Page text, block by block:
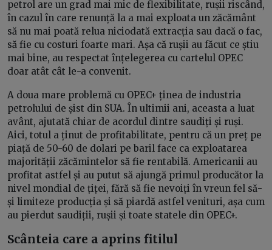
petrol are un grad mai mic de flexibilitate, rușii riscând,
în cazul în care renunță la a mai exploata un zăcământ
să nu mai poată relua niciodată extracția sau dacă o fac,
să fie cu costuri foarte mari. Așa că rușii au făcut ce știu
mai bine, au respectat înțelegerea cu cartelul OPEC
doar atât cât le-a convenit.
A doua mare problemă cu OPEC+ ținea de industria
petrolului de șist din SUA. În ultimii ani, aceasta a luat
avânt, ajutată chiar de acordul dintre saudiți și ruși.
Aici, totul a ținut de profitabilitate, pentru că un preț pe
piață de 50-60 de dolari pe baril face ca exploatarea
majorității zăcămintelor să fie rentabilă. Americanii au
profitat astfel și au putut să ajungă primul producător la
nivel mondial de țiței, fără să fie nevoiți în vreun fel să-
și limiteze producția și să piardă astfel venituri, așa cum
au pierdut saudiții, rușii și toate statele din OPEC+.
Scânteia care a aprins fitilul